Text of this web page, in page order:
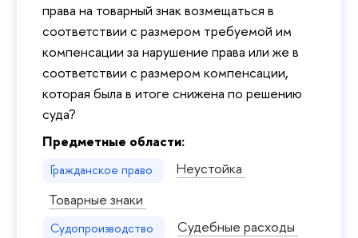
права на товарный знак возмещаться в
соответствии с размером требуемой им
компенсации за нарушение права или же в
соответствии с размером компенсации,
которая была в итоге снижена по решению
суда?
Предметные области:
Гражданское право
Неустойка
Товарные знаки
Судопроизводство Судебные расходы